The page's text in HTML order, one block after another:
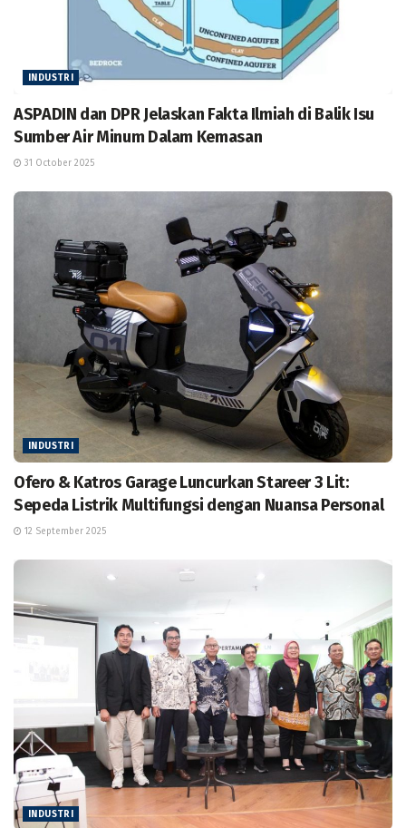
INDUSTRI
ASPADIN dan DPR Jelaskan Fakta Ilmiah di Balik Isu
Sumber Air Minum Dalam Kemasan
31 October 2025
INDUSTRI
Ofero & Katros Garage Luncurkan Stareer 3 Lit:
Sepeda Listrik Multifungsi dengan Nuansa Personal
12 September 2025
INDUSTRI